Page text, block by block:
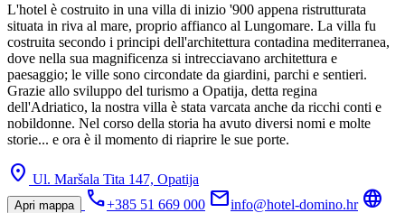
L'hotel è costruito in una villa di inizio '900 appena ristrutturata
situata in riva al mare, proprio affianco al Lungomare. La villa fu
costruita secondo i principi dell'architettura contadina mediterranea,
dove nella sua magnificenza si intrecciavano architettura e
paesaggio; le ville sono circondate da giardini, parchi e sentieri.
Grazie allo sviluppo del turismo a Opatija, detta regina
dell'Adriatico, la nostra villa è stata varcata anche da ricchi conti e
nobildonne. Nel corso della storia ha avuto diversi nomi e molte
storie... e ora è il momento di riaprire le sue porte.
location_on Ul. Maršala Tita 147, Opatija
Apri mappa call+385 51 669 000 mailinfo@hotel-domino.hr language